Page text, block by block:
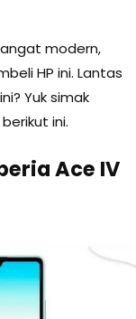
modern,
HP ini. Lantas
ini? Yuk simak
ini.
Ace IV